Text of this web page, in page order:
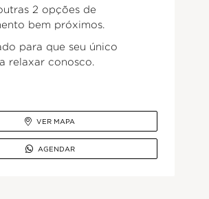
2 opções de
bem próximos.
para que seu único
relaxar conosco.
 VER MAPA
 AGENDAR